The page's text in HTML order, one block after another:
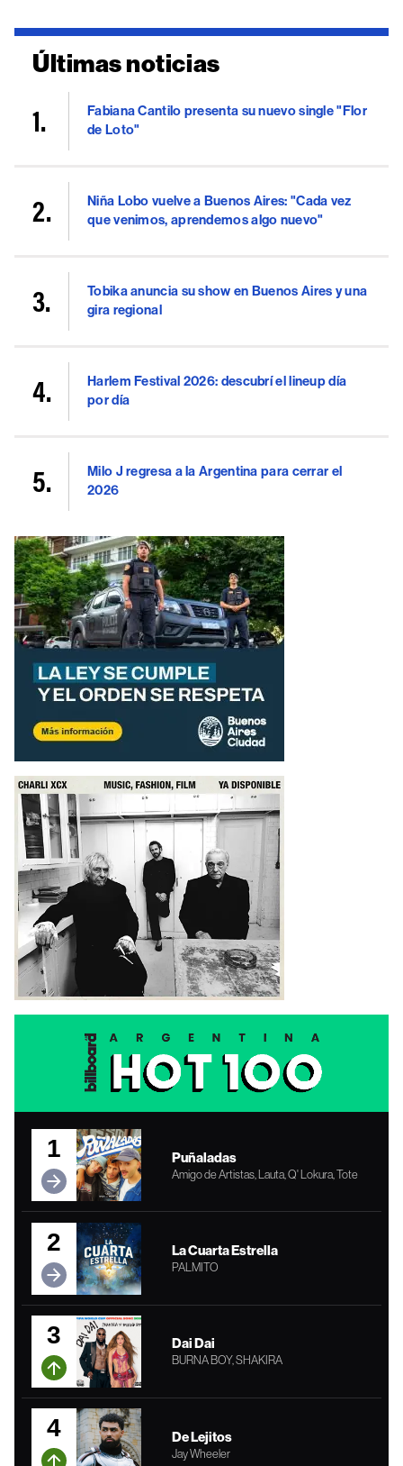
Últimas noticias
Fabiana Cantilo presenta su nuevo single "Flor
de Loto"
Niña Lobo vuelve a Buenos Aires: "Cada vez
que venimos, aprendemos algo nuevo"
Tobika anuncia su show en Buenos Aires y una
gira regional
Harlem Festival 2026: descubrí el lineup día
por día
Milo J regresa a la Argentina para cerrar el
2026
1 Puñaladas
Amigo de Artistas, Lauta, Q' Lokura, Tote
2 La Cuarta Estrella
PALMITO
3 Dai Dai
BURNA BOY, SHAKIRA
4 De Lejitos
Jay Wheeler